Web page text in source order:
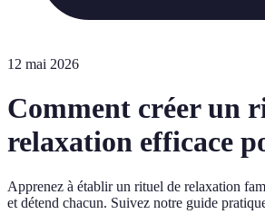
12 mai 2026
Comment créer un
relaxation efficace
Apprenez à établir un rituel de relaxation
et détend chacun. Suivez notre guide